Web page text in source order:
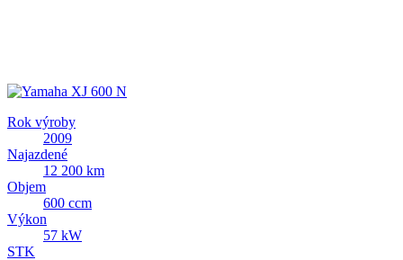
Rok výroby
2009
Najazdené
12 200 km
Objem
600 ccm
Výkon
57 kW
STK